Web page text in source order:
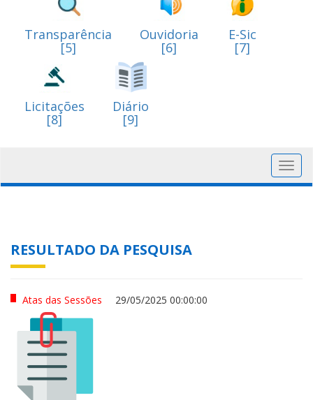
Transparência
[5]
Ouvidoria
[6]
E-Sic
[7]
Licitações
[8]
Diário
[9]
RESULTADO DA PESQUISA
Atas das Sessões 29/05/2025 00:00:00